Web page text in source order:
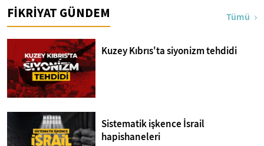
FİKRİYAT GÜNDEM Tümü
Kuzey Kıbrıs'ta siyonizm tehdidi
Sistematik işkence İsrail
hapishaneleri